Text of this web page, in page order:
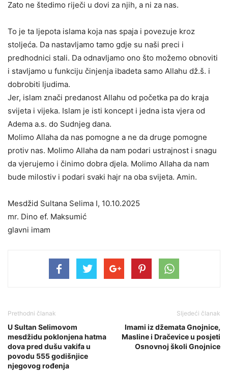
Zato ne štedimo riječi u dovi za njih, a ni za nas.
To je ta ljepota islama koja nas spaja i povezuje kroz
stoljeća. Da nastavljamo tamo gdje su naši preci i
predhodnici stali. Da odnavljamo ono što možemo obnoviti
i stavljamo u funkciju činjenja ibadeta samo Allahu dž.š. i
dobrobiti ljudima.
Jer, islam znači predanost Allahu od početka pa do kraja
svijeta i vijeka. Islam je isti koncept i jedna ista vjera od
Adema a.s. do Sudnjeg dana.
Molimo Allaha da nas pomogne a ne da druge pomogne
protiv nas. Molimo Allaha da nam podari ustrajnost i snagu
da vjerujemo i činimo dobra djela. Molimo Allaha da nam
bude milostiv i podari svaki hajr na oba svijeta. Amin.
Mesdžid Sultana Selima I, 10.10.2025
mr. Dino ef. Maksumić
glavni imam
Prethodni članak
U Sultan Selimovom
mesdžidu poklonjena hatma
dova pred dušu vakifa u
povodu 555 godišnjice
njegovog rođenja
Sljedeći članak
Imami iz džemata Gnojnice,
Masline i Dračevice u posjeti
Osnovnoj školi Gnojnice